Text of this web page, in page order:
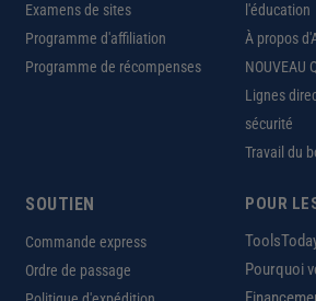
Examens de sites
Programme d'affiliation
Programme de récompenses
l'éducation
À propos
NOUVEAU
Lignes
sécurité
Travail du
SOUTIEN
Commande express
Ordre de passage
POUR
Pourquoi